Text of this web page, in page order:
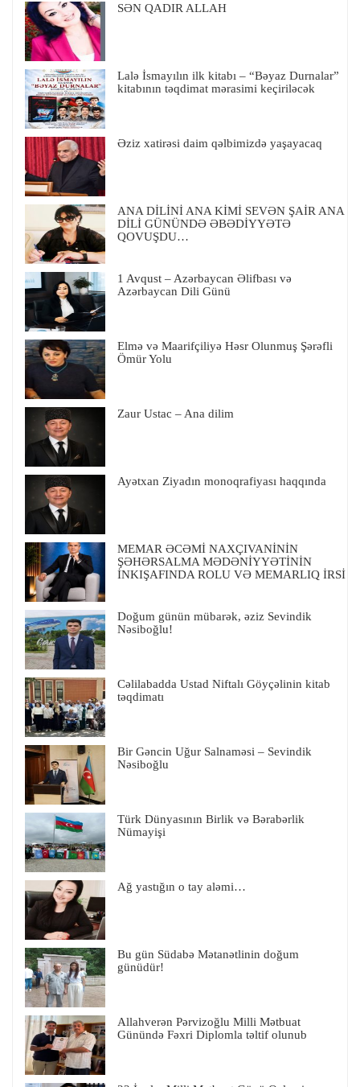
SƏN QADIR ALLAH
Lalə İsmayılın ilk kitabı – “Bəyaz Durnalar”
kitabının təqdimat mərasimi keçiriləcək
Əziz xatirəsi daim qəlbimizdə yaşayacaq
ANA DİLİNİ ANA KİMİ SEVƏN ŞAİR ANA
DİLİ GÜNÜNDƏ ƏBƏDİYYƏTƏ
QOVUŞDU…
1 Avqust – Azərbaycan Əlifbası və
Azərbaycan Dili Günü
Elmə və Maarifçiliyə Həsr Olunmuş Şərəfli
Ömür Yolu
Zaur Ustac – Ana dilim
Ayətxan Ziyadın monoqrafiyası haqqında
MEMAR ƏCƏMİ NAXÇIVANİNİN
ŞƏHƏRSALMA MƏDƏNİYYƏTİNİN
İNKIŞAFINDA ROLU VƏ MEMARLIQ İRSİ
Doğum günün mübarək, əziz Sevindik
Nəsiboğlu!
Cəlilabadda Ustad Niftalı Göyçəlinin kitab
təqdimatı
Bir Gəncin Uğur Salnaməsi – Sevindik
Nəsiboğlu
Türk Dünyasının Birlik və Bərabərlik
Nümayişi
Ağ yastığın o tay aləmi…
Bu gün Südabə Mətanətlinin doğum
günüdür!
Allahverən Pərvizoğlu Milli Mətbuat
Günündə Fəxri Diplomla təltif olunub